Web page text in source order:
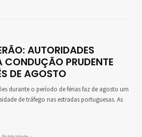
AUTORIDADES
CONDUÇÃO PRUDENTE
DE AGOSTO
durante o período de férias faz de agosto um
de tráfego nas estradas portuguesas. As